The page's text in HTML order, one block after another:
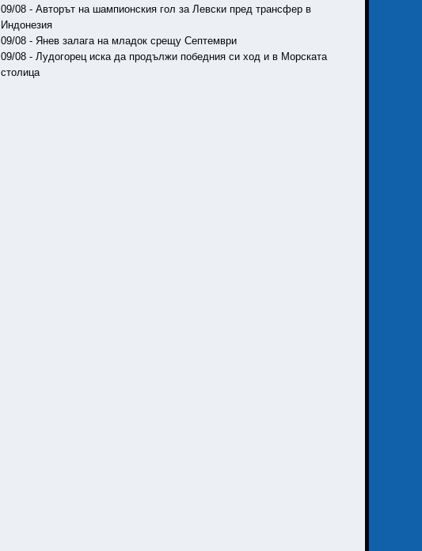
09/08 - Авторът на шампионския гол за Левски пред трансфер в
Индонезия
09/08 - Янев залага на младок срещу Септември
09/08 - Лудогорец иска да продължи победния си ход и в Морската
столица